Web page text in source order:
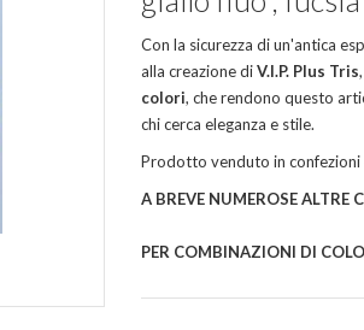
Con la sicurezza di un'antica
alla creazione diV.I.P. Plus Tris
colori, che rendono questo
chi cerca eleganza e stile.
Prodotto venduto in confezioni
A BREVE NUMEROSE
PER COMBINAZIONI DI